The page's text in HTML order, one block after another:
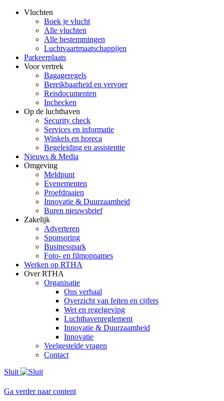
Vluchten
Boek je vlucht
Alle vluchten
Alle bestemmingen
Luchtvaartmaatschappijen
Parkeerplaats
Voor vertrek
Bagageregels
Bereikbaarheid en vervoer
Reisdocumenten
Inchecken
Op de luchthaven
Security check
Services en informatie
Winkels en horeca
Begeleiding en assistentie
Nieuws & Media
Omgeving
Meldpunt
Evenementen
Proefdraaien
Innovatie & Duurzaamheid
Buren nieuwsbrief
Zakelijk
Adverteren
Sponsoring
Businesspark
Foto- en filmopnames
Werken op RTHA
Over RTHA
Organisatie
Ons verhaal
Overzicht van feiten en cijfers
Wet en regelgeving
Luchthavenreglement
Innovatie & Duurzaamheid
Innovatie
Veelgestelde vragen
Contact
Sluit
Ga verder naar content